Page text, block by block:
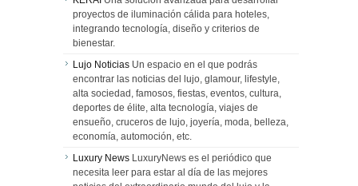
proyectos de iluminación cálida para hoteles,
integrando tecnología, diseño y criterios de
bienestar.
Lujo Noticias Un espacio en el que podrás
encontrar las noticias del lujo, glamour, lifestyle,
alta sociedad, famosos, fiestas, eventos, cultura,
deportes de élite, alta tecnología, viajes de
ensueño, cruceros de lujo, joyería, moda, belleza,
economía, automoción, etc.
Luxury News LuxuryNews es el periódico que
necesita leer para estar al día de las mejores